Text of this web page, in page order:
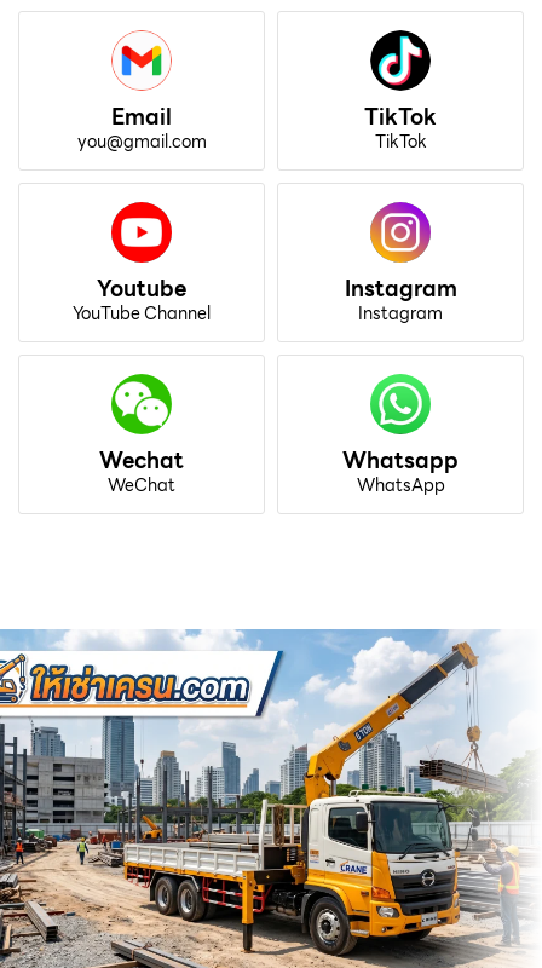
Email
you@gmail.com
TikTok
TikTok
Youtube
YouTube Channel
Instagram
Instagram
Wechat
WeChat
Whatsapp
WhatsApp